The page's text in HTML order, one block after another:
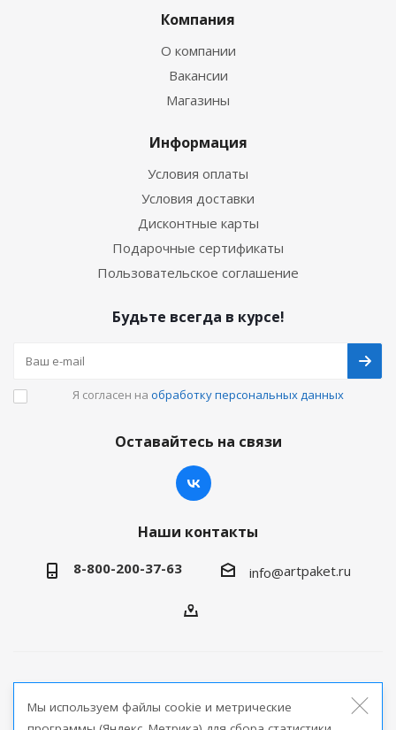
Компания
О компании
Вакансии
Магазины
Информация
Условия оплаты
Условия доставки
Дисконтные карты
Подарочные сертификаты
Пользовательское соглашение
Будьте всегда в курсе!
Я согласен на обработку персональных данных
Оставайтесь на связи
Наши контакты
8-800-200-37-63 info@artpaket.ru
продукции
Мы используем файлы cookie и метрические